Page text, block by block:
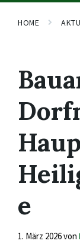
HOME
e
1. März 2026von